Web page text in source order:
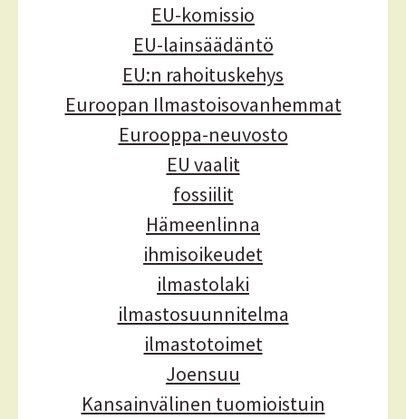
EU-komissio
EU-lainsäädäntö
EU:n rahoituskehys
Euroopan Ilmastoisovanhemmat
Eurooppa-neuvosto
EU vaalit
fossiilit
Hämeenlinna
ihmisoikeudet
ilmastolaki
ilmastosuunnitelma
ilmastotoimet
Joensuu
Kansainvälinen tuomioistuin